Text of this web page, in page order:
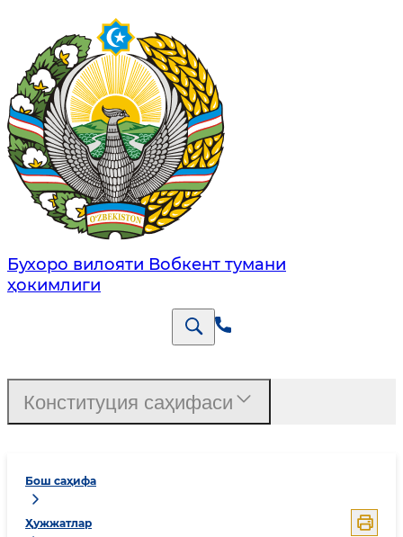
Бухоро вилояти Вобкент тумани
ҳокимлиги
Бош саҳифа
Ҳужжатлар
Конституция саҳифаси